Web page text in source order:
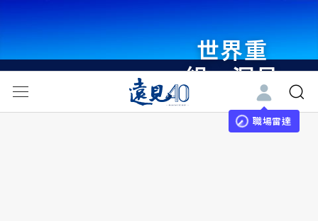
世界重
組・洞見
未來 與
世界領袖
職場雷達